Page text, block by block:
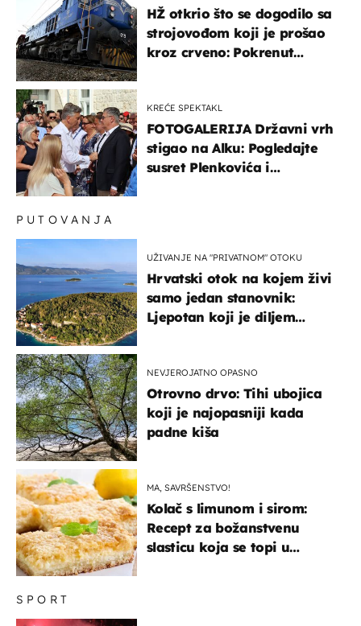
HŽ otkrio što se dogodilo sa
strojovođom koji je prošao
kroz crveno: Pokrenut
KREĆE SPEKTAKL
FOTOGALERIJA Državni vrh
stigao na Alku: Pogledajte
susret Plenkovića i
SPORT
PUTOVANJA
UŽIVANJE NA "PRIVATNOM" OTOKU
Hrvatski otok na kojem živi
samo jedan stanovnik:
Ljepotan koji je diljem
NEVJEROJATNO OPASNO
Otrovno drvo: Tihi ubojica
koji je najopasniji kada
padne kiša
MA, SAVRŠENSTVO!
Kolač s limunom i sirom:
Recept za božanstvenu
slasticu koja se topi u